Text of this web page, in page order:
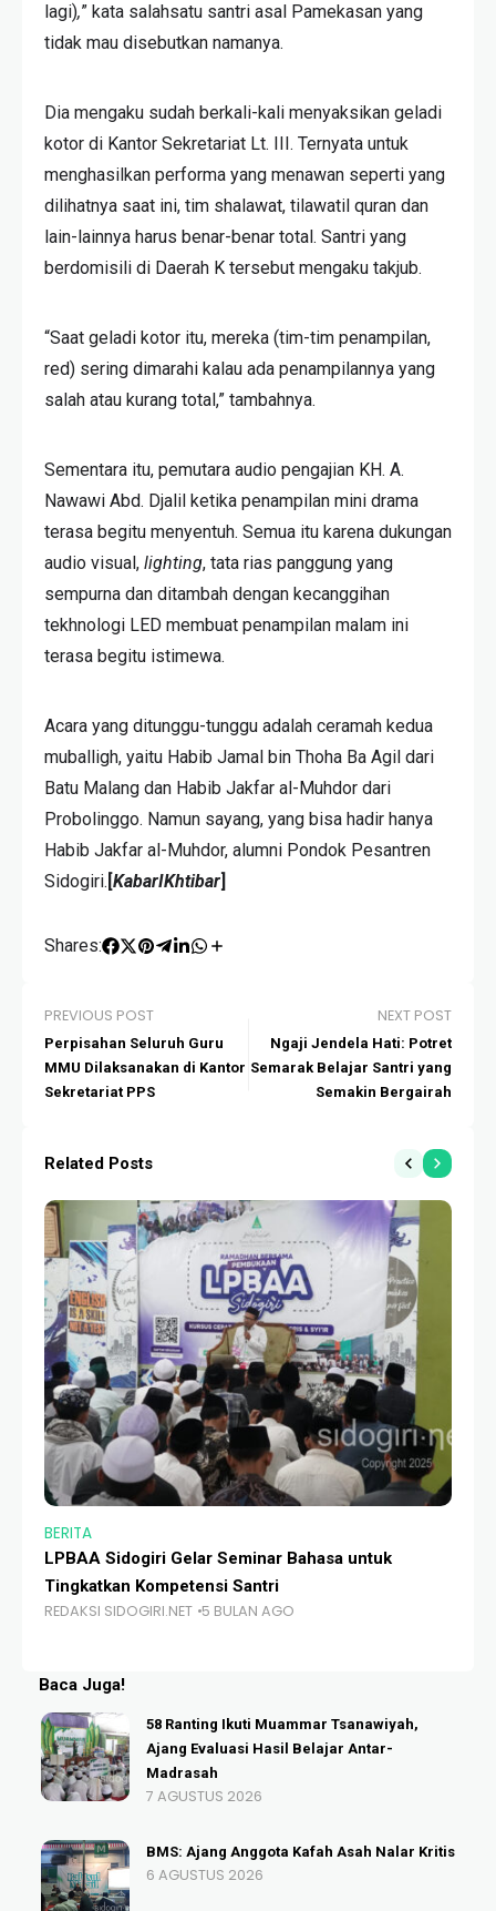
lagi),” kata salahsatu santri asal Pamekasan yang
tidak mau disebutkan namanya.
Dia mengaku sudah berkali-kali menyaksikan geladi
kotor di Kantor Sekretariat Lt. III. Ternyata untuk
menghasilkan performa yang menawan seperti yang
dilihatnya saat ini, tim shalawat, tilawatil quran dan
lain-lainnya harus benar-benar total. Santri yang
berdomisili di Daerah K tersebut mengaku takjub.
“Saat geladi kotor itu, mereka (tim-tim penampilan,
red) sering dimarahi kalau ada penampilannya yang
salah atau kurang total,” tambahnya.
Sementara itu, pemutara audio pengajian KH. A.
Nawawi Abd. Djalil ketika penampilan mini drama
terasa begitu menyentuh. Semua itu karena dukungan
audio visual, lighting, tata rias panggung yang
sempurna dan ditambah dengan kecanggihan
tekhnologi LED membuat penampilan malam ini
terasa begitu istimewa.
Acara yang ditunggu-tunggu adalah ceramah kedua
muballigh, yaitu Habib Jamal bin Thoha Ba Agil dari
Batu Malang dan Habib Jakfar al-Muhdor dari
Probolinggo. Namun sayang, yang bisa hadir hanya
Habib Jakfar al-Muhdor, alumni Pondok Pesantren
Sidogiri. [KabarIKhtibar]
Shares:
PREVIOUS POST
Perpisahan Seluruh Guru
MMU Dilaksanakan di Kantor
Sekretariat PPS
NEXT POST
Ngaji Jendela Hati: Potret
Semarak Belajar Santri yang
Semakin Bergairah
Related Posts
BERITA
LPBAA Sidogiri Gelar Seminar Bahasa untuk
Tingkatkan Kompetensi Santri
REDAKSI SIDOGIRI.NET 5 BULAN AGO
Baca Juga!
58 Ranting Ikuti Muammar Tsanawiyah,
Ajang Evaluasi Hasil Belajar Antar-
Madrasah
7 AGUSTUS 2026
BMS: Ajang Anggota Kafah Asah Nalar Kritis
6 AGUSTUS 2026